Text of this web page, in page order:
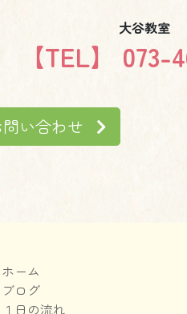
大谷教室
【TEL】 073-
い合わせ
ホーム
ブログ
１日の流れ